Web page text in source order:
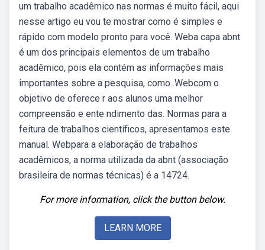
um trabalho acadêmico nas normas é muito fácil, aqui
nesse artigo eu vou te mostrar como é simples e
rápido com modelo pronto para você. Weba capa abnt
é um dos principais elementos de um trabalho
acadêmico, pois ela contém as informações mais
importantes sobre a pesquisa, como. Webcom o
objetivo de oferece r aos alunos uma melhor
compreensão e ente ndimento das. Normas para a
feitura de trabalhos científicos, apresentamos este
manual. Webpara a elaboração de trabalhos
acadêmicos, a norma utilizada da abnt (associação
brasileira de normas técnicas) é a 14724.
For more information, click the button below.
LEARN MORE